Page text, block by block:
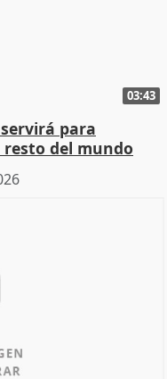
03:43
para
del mundo